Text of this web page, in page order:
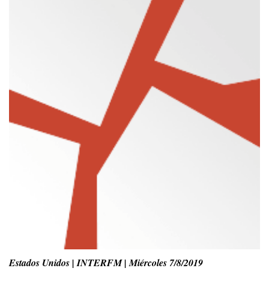
Estados Unidos | INTERFM | Miércoles 7/8/2019